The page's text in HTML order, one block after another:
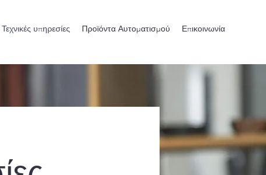
Τεχνικές υπηρεσίες Προϊόντα Αυτοματισμού Επικοινωνία